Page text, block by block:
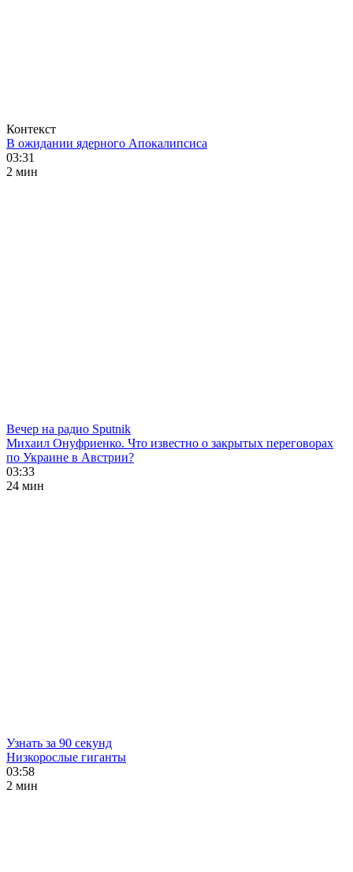
Контекст
В ожидании ядерного Апокалипсиса
03:31
2 мин
Вечер на радио Sputnik
Михаил Онуфриенко. Что известно о закрытых переговорах
по Украине в Австрии?
03:33
24 мин
Узнать за 90 секунд
Низкорослые гиганты
03:58
2 мин